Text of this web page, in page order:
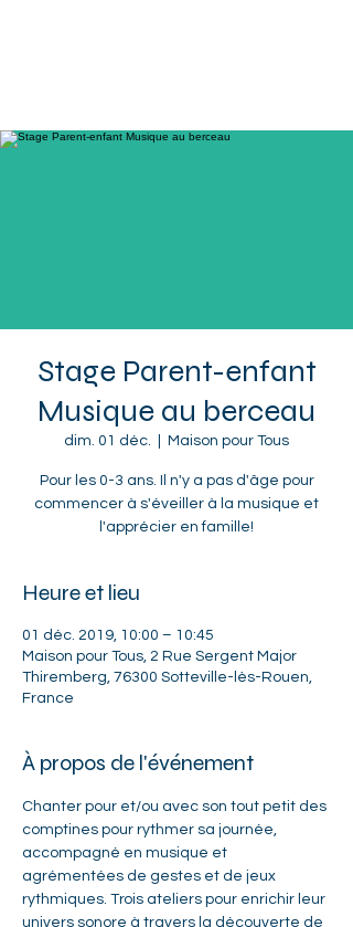
Stage Parent-enfant
Musique au berceau
dim. 01 déc. Maison pour Tous
Pour les 0-3 ans. Il n'y a pas d'âge pour
commencer à s'éveiller à la musique et
l'apprécier en famille!
Heure et lieu
01 déc. 2019, 10:00 – 10:45
Maison pour Tous, 2 Rue Sergent Major
Thiremberg, 76300 Sotteville-lès-Rouen,
France
À propos de l'événement
Chanter pour et/ou avec son tout petit des
comptines pour rythmer sa journée,
accompagné en musique et
agrémentées de gestes et de jeux
rythmiques. Trois ateliers pour enrichir leur
univers sonore à travers la découverte de